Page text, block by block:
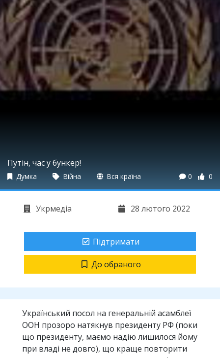
Путін, час у бункер!
Думка Війна Вся країна 0 0
Укрмедіа 28 лютого 2022
Підтримати
До обраного
Український посол на генеральній асамблеї
ООН прозоро натякнув президенту РФ (поки
що президенту, маємо надію лишилося йому
при владі не довго), що краще повторити